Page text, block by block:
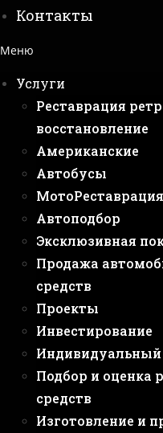
Контакты
Меню
Услуги
Реставрация
восстановление
Американские
Автобусы
МотоРеставрация
Автоподбор
Эксклюзивная
Продажа
средств
Проекты
Инвестирование
Индивидуальный
Подбор и оценка
средств
Изготовление и